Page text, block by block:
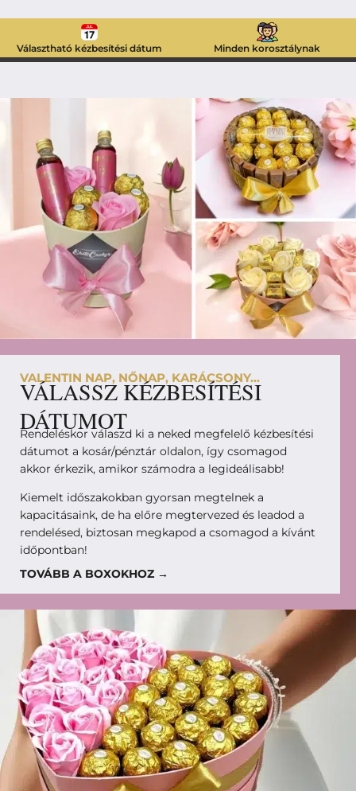
Választható kézbesítési dátum Minden korosztálynak
VALENTIN NAP, NŐNAP, KARÁCSONY...
VÁLASSZ KÉZBESÍTÉSI
DÁTUMOT
Rendeléskor válaszd ki a neked megfelelő kézbesítési
dátumot a kosár/pénztár oldalon, így csomagod
akkor érkezik, amikor számodra a legideálisabb!
Kiemelt időszakokban gyorsan megtelnek a
kapacitásaink, de ha előre megtervezed és leadod a
rendelésed, biztosan megkapod a csomagod a kívánt
időpontban!
TOVÁBB A BOXOKHOZ →